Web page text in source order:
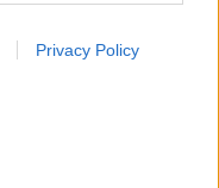
Privacy Policy